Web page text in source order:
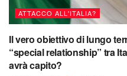
ATTACCO ALL'ITALIA?
Il vero obiettivo di lungo
“special relationship” tra
avrà capito?